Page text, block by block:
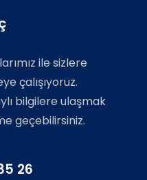
ile sizlere
çalışıyoruz.
bilgilere ulaşmak
geçebilirsiniz.
26